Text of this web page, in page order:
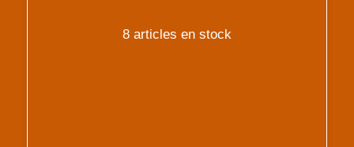
8 articles en stock